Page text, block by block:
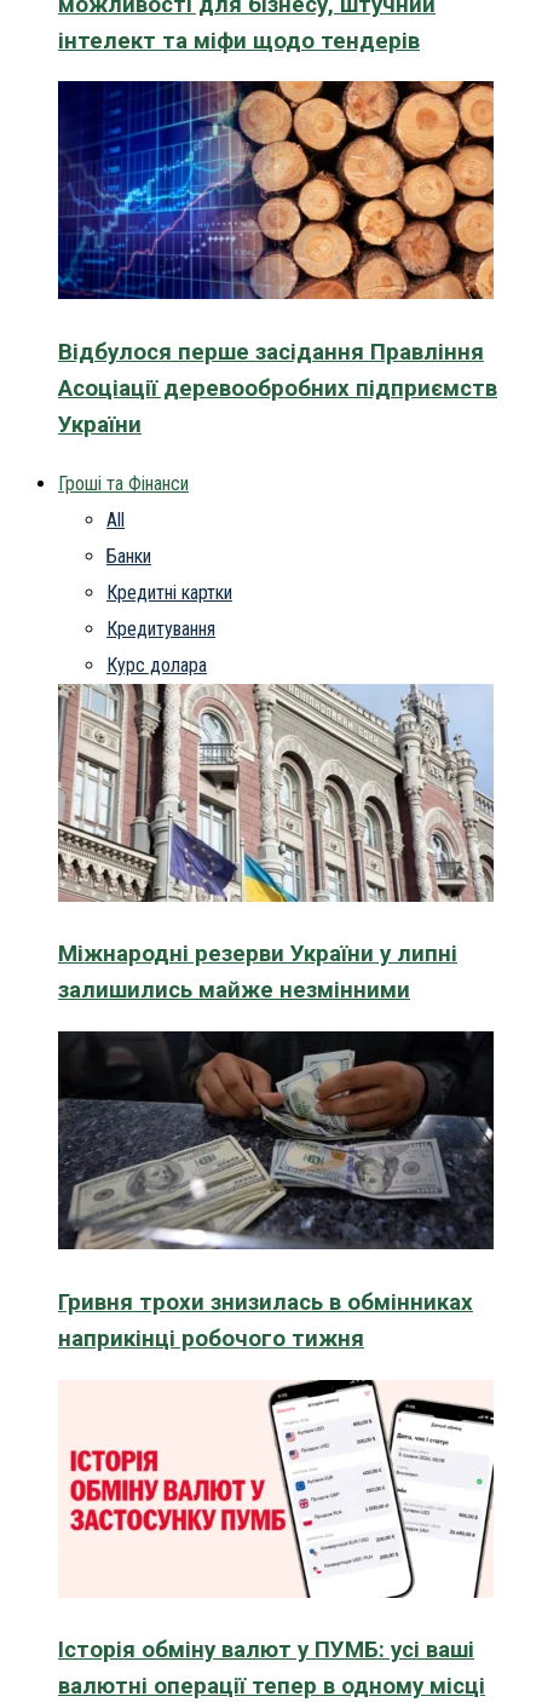
інтелект та міфи щодо тендерів
Відбулося перше засідання Правління
Асоціації деревообробних підприємств
України
Гроші та Фінанси
All
Банки
Кредитні картки
Кредитування
Курс долара
Міжнародні резерви України у липні
залишились майже незмінними
Гривня трохи знизилась в обмінниках
наприкінці робочого тижня
Історія обміну валют у ПУМБ: усі ваші
валютні операції тепер в одному місці